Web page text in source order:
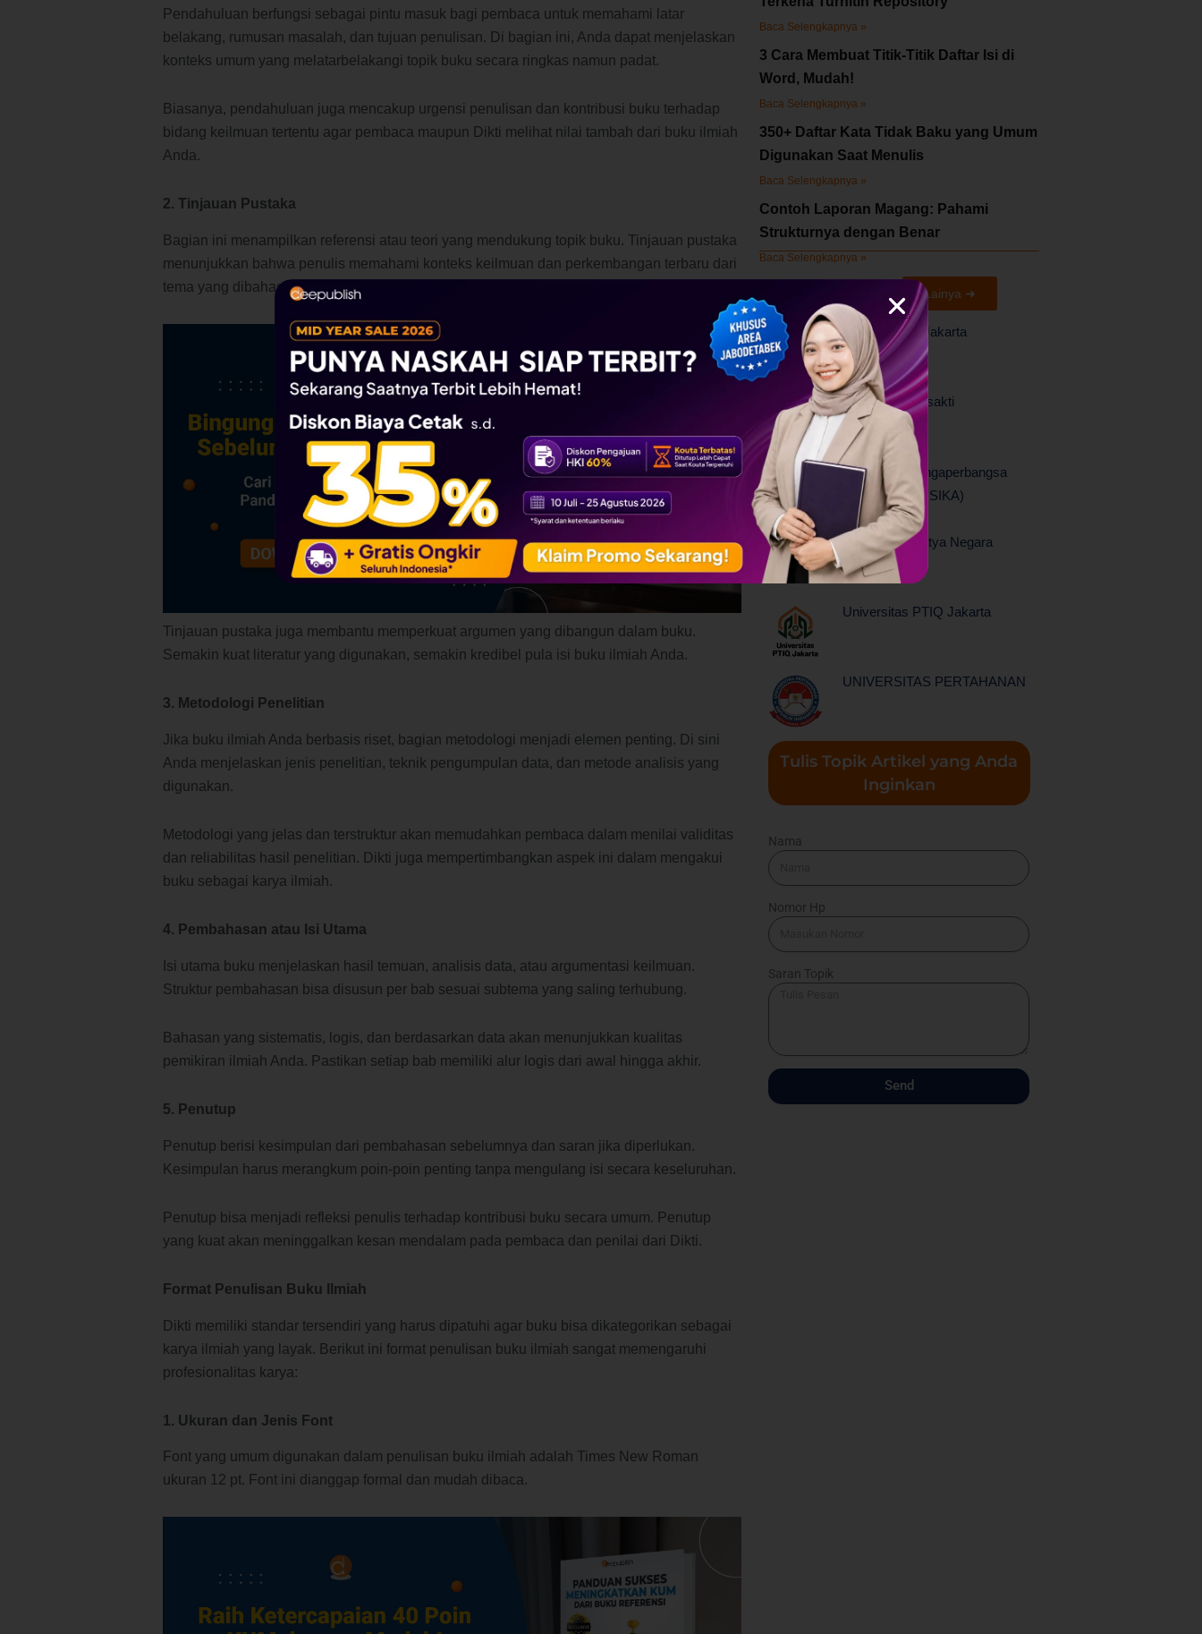
Pendahuluan berfungsi sebagai pintu masuk bagi pembaca untuk memahami latar
belakang, rumusan masalah, dan tujuan penulisan. Di bagian ini, Anda dapat menjelaskan
konteks umum yang melatarbelakangi topik buku secara ringkas namun padat.
Biasanya, pendahuluan juga mencakup urgensi penulisan dan kontribusi buku terhadap
bidang keilmuan tertentu agar pembaca maupun Dikti melihat nilai tambah dari buku ilmiah
Anda.
2. Tinjauan Pustaka
Bagian ini menampilkan referensi atau teori yang mendukung topik buku. Tinjauan pustaka
menunjukkan bahwa penulis memahami konteks keilmuan dan perkembangan terbaru dari
tema yang dibahas.
Tinjauan pustaka juga membantu memperkuat argumen yang dibangun dalam buku.
Semakin kuat literatur yang digunakan, semakin kredibel pula isi buku ilmiah Anda.
3. Metodologi Penelitian
Jika buku ilmiah Anda berbasis riset, bagian metodologi menjadi elemen penting. Di sini
Anda menjelaskan jenis penelitian, teknik pengumpulan data, dan metode analisis yang
digunakan.
Metodologi yang jelas dan terstruktur akan memudahkan pembaca dalam menilai validitas
dan reliabilitas hasil penelitian. Dikti juga mempertimbangkan aspek ini dalam mengakui
buku sebagai karya ilmiah.
4. Pembahasan atau Isi Utama
Isi utama buku menjelaskan hasil temuan, analisis data, atau argumentasi keilmuan.
Struktur pembahasan bisa disusun per bab sesuai subtema yang saling terhubung.
Bahasan yang sistematis, logis, dan berdasarkan data akan menunjukkan kualitas
pemikiran ilmiah Anda. Pastikan setiap bab memiliki alur logis dari awal hingga akhir.
5. Penutup
Penutup berisi kesimpulan dari pembahasan sebelumnya dan saran jika diperlukan.
Kesimpulan harus merangkum poin-poin penting tanpa mengulang isi secara keseluruhan.
Penutup bisa menjadi refleksi penulis terhadap kontribusi buku secara umum. Penutup
yang kuat akan meninggalkan kesan mendalam pada pembaca dan penilai dari Dikti.
Format Penulisan Buku Ilmiah
Dikti memiliki standar tersendiri yang harus dipatuhi agar buku bisa dikategorikan sebagai
karya ilmiah yang layak. Berikut ini format penulisan buku ilmiah sangat memengaruhi
profesionalitas karya:
1. Ukuran dan Jenis Font
Font yang umum digunakan dalam penulisan buku ilmiah adalah Times New Roman
ukuran 12 pt. Font ini dianggap formal dan mudah dibaca.
Baca Selengkapnya »
3 Cara Membuat Titik-Titik Daftar Isi di
Word, Mudah!
Baca Selengkapnya »
350+ Daftar Kata Tidak Baku yang Umum
Digunakan Saat Menulis
Baca Selengkapnya »
Contoh Laporan Magang: Pahami
Strukturnya dengan Benar
Baca Selengkapnya »
Lainya ➜
UPN Veteran Jakarta
Universitas Trisakti
Universitas Singaperbangsa
Karawang (UNSIKA)
Universitas Satya Negara
Indonesia
Universitas PTIQ Jakarta
UNIVERSITAS PERTAHANAN
Tulis Topik Artikel yang Anda
Inginkan
Nama
Nomor Hp
Saran Topik
Send